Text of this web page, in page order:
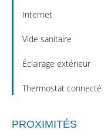
Internet
Vide sanitaire
Éclairage extérieur
Thermostat connecté
PROXIMITÉS